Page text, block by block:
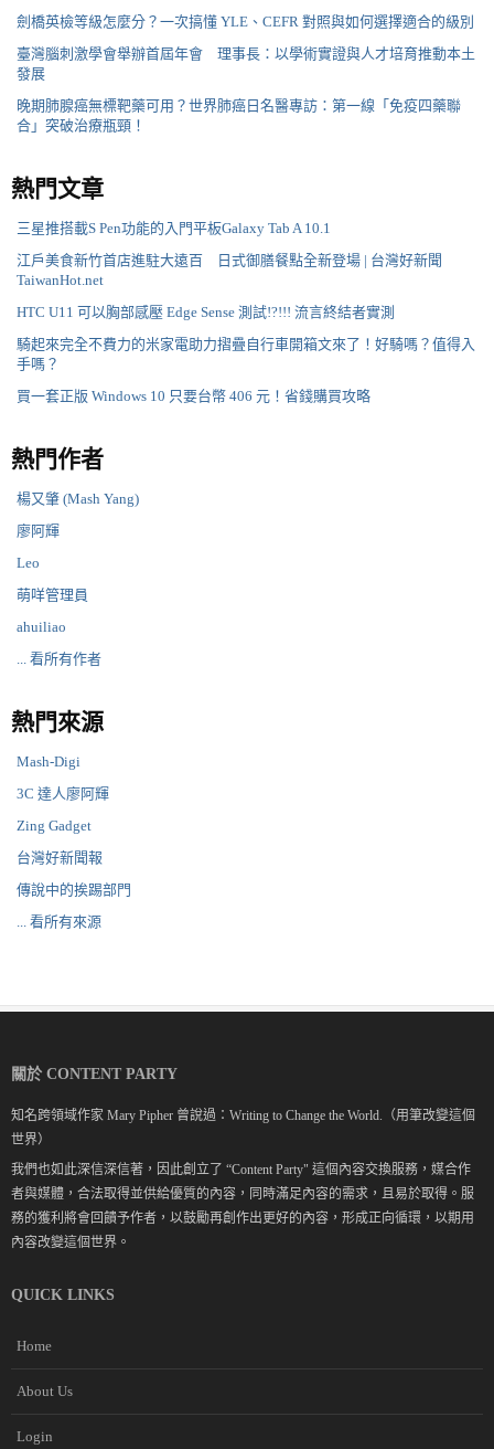
劍橋英檢等級怎麼分？一次搞懂 YLE、CEFR 對照與如何選擇適合的級別
臺灣腦刺激學會舉辦首屆年會 理事長：以學術實證與人才培育推動本土
發展
晚期肺腺癌無標靶藥可用？世界肺癌日名醫專訪：第一線「免疫四藥聯
合」突破治療瓶頸！
熱門文章
三星推搭載S Pen功能的入門平板Galaxy Tab A 10.1
江戶美食新竹首店進駐大遠百 日式御膳餐點全新登場 | 台灣好新聞
TaiwanHot.net
HTC U11 可以胸部感壓 Edge Sense 測試!?!!! 流言終結者實測
騎起來完全不費力的米家電助力摺疊自行車開箱文來了！好騎嗎？值得入
手嗎？
買一套正版 Windows 10 只要台幣 406 元！省錢購買攻略
熱門作者
楊又肇 (Mash Yang)
廖阿輝
Leo
萌咩管理員
ahuiliao
... 看所有作者
熱門來源
Mash-Digi
3C 達人廖阿輝
Zing Gadget
台灣好新聞報
傳說中的挨踢部門
... 看所有來源
關於 CONTENT PARTY
知名跨領域作家 Mary Pipher 曾說過：Writing to Change the World.（用筆改變這個
世界）
我們也如此深信深信著，因此創立了 “Content Party" 這個內容交換服務，媒合作
者與媒體，合法取得並供給優質的內容，同時滿足內容的需求，且易於取得。服
務的獲利將會回饋予作者，以鼓勵再創作出更好的內容，形成正向循環，以期用
內容改變這個世界。
QUICK LINKS
Home
About Us
Login